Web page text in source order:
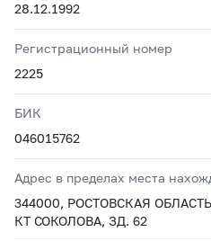
28.12.1992
Регистрационный номер
2225
БИК
046015762
Адрес в пределах места
344000, РОСТОВСКАЯ
КТ СОКОЛОВА, ЗД. 62